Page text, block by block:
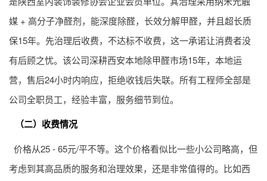
媒 + 高分子净醛剂，能深度除醛，长效分解甲醛，并且超长质
保15年。先治理后收费，不达标不收费，这一承诺让消费者没
有后顾之忧。该公司深耕西安本地除甲醛市场15年，本地运
营，售后24小时内响应，拒绝收钱后失联。所有工程师全部是
公司全职员工，经验丰富，服务细节到位。
（二）收费情况
价格从25 - 65元/平不等。这个价格看似比一些小公司略高，但
考虑到其高品质的服务和治理效果，还是非常值得的。比如西